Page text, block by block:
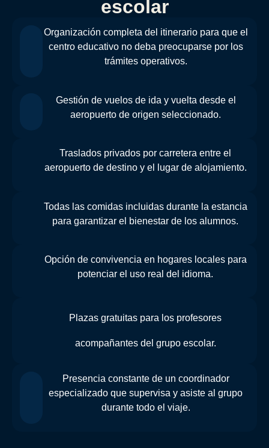
escolar
Organización completa del itinerario para que el
centro educativo no deba preocuparse por los
trámites operativos.
Gestión de vuelos de ida y vuelta desde el
aeropuerto de origen seleccionado.
Traslados privados por carretera entre el
aeropuerto de destino y el lugar de alojamiento.
Todas las comidas incluidas durante la estancia
para garantizar el bienestar de los alumnos.
Opción de convivencia en hogares locales para
potenciar el uso real del idioma.
Plazas gratuitas para los profesores
acompañantes del grupo escolar.
Presencia constante de un coordinador
especializado que supervisa y asiste al grupo
durante todo el viaje.